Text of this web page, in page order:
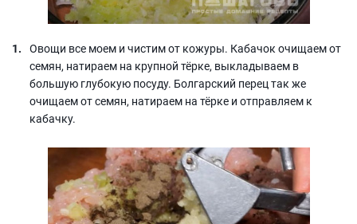
Овощи все моем и чистим от кожуры. Кабачок очищаем от
семян, натираем на крупной тёрке, выкладываем в
большую глубокую посуду. Болгарский перец так же
очищаем от семян, натираем на тёрке и отправляем к
кабачку.